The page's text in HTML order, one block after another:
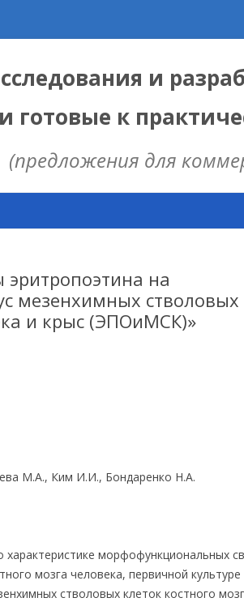
и
готовые к
(предложения для
Skip
МОДЕЛЬ
на
мезенхимных стволовых
и крыс (ЭПОиМСК)»
М.А., Ким И.И., Бондаренко Н.А.
морфофункциональных
мозга человека, первичной культуре
стволовых клеток костного